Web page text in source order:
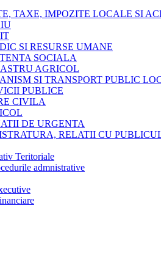
TAXE, IMPOZITE LOCALE SI
SI RESURSE UMANE
SOCIALA
AGRICOL
SI TRANSPORT PUBLIC
PUBLICE
CIVILA
DE URGENTA
RELATII CU
Teritoriale
admnistrative